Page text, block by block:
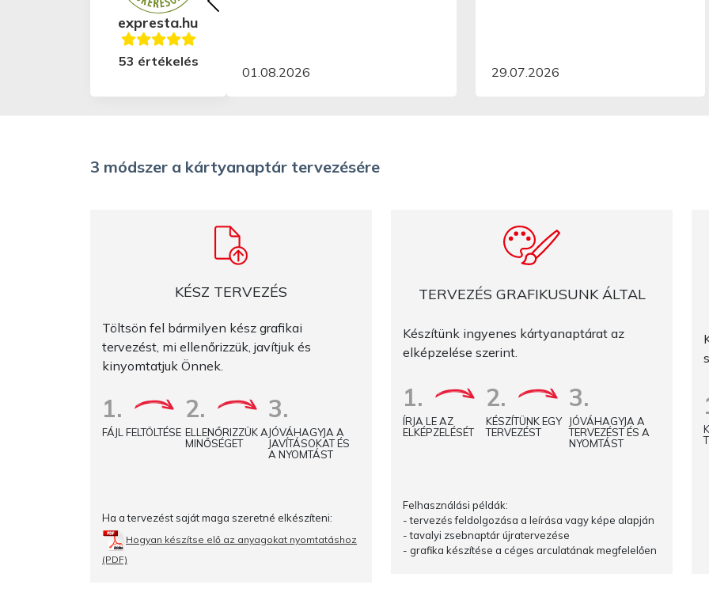
expresta.hu
53 értékelés
01.08.2026 29.07.2026
3 módszer a kártyanaptár tervezésére
KÉSZ TERVEZÉS
Töltsön fel bármilyen kész grafikai
tervezést, mi ellenőrizzük, javítjuk és
kinyomtatjuk Önnek.
1.
FÁJL FELTÖLTÉSE
2.
ELLENŐRIZZÜK A
MINŐSÉGET
3.
JÓVÁHAGYJA A
JAVÍTÁSOKAT ÉS
A NYOMTÁST
Ha a tervezést saját maga szeretné elkészíteni:
Hogyan készítse elő az anyagokat nyomtatáshoz
(PDF)
TERVEZÉS GRAFIKUSUNK ÁLTAL
Készítünk ingyenes kártyanaptárat az
elképzelése szerint.
1.
ÍRJA LE AZ
ELKÉPZELÉSÉT
2.
KÉSZÍTÜNK EGY
TERVEZÉST
3.
JÓVÁHAGYJA A
TERVEZÉST ÉS A
NYOMTÁST
Felhasználási példák:
- tervezés feldolgozása a leírása vagy képe alapján
- tavalyi zsebnaptár újratervezése
- grafika készítése a céges arculatának megfelelően